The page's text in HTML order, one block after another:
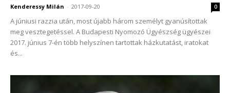
Kenderessy Milán - 2017-09-20 0
A júniusi razzia után, most újabb három személyt gyanúsítottak
meg vesztegetéssel. A Budapesti Nyomozó Ügyészség ügyészei
2017. június 7-én több helyszínen tartottak házkutatást, iratokat
és...